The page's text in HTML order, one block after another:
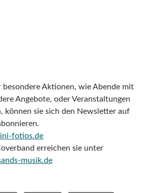
besondere Aktionen, wie Abende mit
Angebote, oder Veranstaltungen
können sie sich den Newsletter auf
fotios.de
erreichen sie unter
musik.de